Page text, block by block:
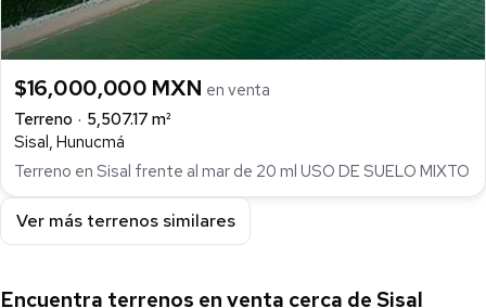
$16,000,000 MXN en venta
Terreno
5,507.17 m²
Sisal, Hunucmá
Terreno en Sisal frente al mar de 20 ml USO DE SUELO MIXTO
Ver más terrenos similares
Encuentra terrenos en venta cerca de Sisal